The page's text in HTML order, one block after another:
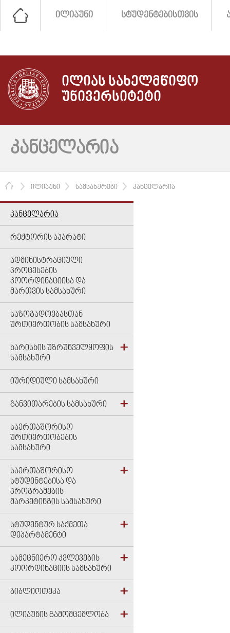
ᲘᲚᲘᲐᲣᲜᲘ ᲡᲢᲣᲓᲔᲜᲢᲔᲑᲘᲡᲗᲕᲘᲡ
ᲘᲚᲘᲐᲡ ᲡᲐᲮᲔᲚᲛᲬᲘᲤᲝ
ᲣᲜᲘᲕᲔᲠᲡᲘᲢᲔᲢᲘ
ᲙᲐᲜᲪᲔᲚᲐᲠᲘᲐ
ᲛᲗᲐᲕᲐᲠᲘ
ᲘᲚᲘᲐᲣᲜᲘ ᲡᲐᲛᲡᲐᲮᲣᲠᲔᲑᲘ ᲙᲐᲜᲪᲔᲚᲐᲠᲘᲐ
ᲙᲐᲜᲪᲔᲚᲐᲠᲘᲐ
ᲠᲔᲥᲢᲝᲠᲘᲡ ᲐᲞᲐᲠᲐᲢᲘ
ᲐᲓᲛᲘᲜᲘᲡᲢᲠᲐᲪᲘᲣᲚᲘ
ᲞᲠᲝᲪᲔᲡᲔᲑᲘᲡ
ᲙᲝᲝᲠᲓᲘᲜᲐᲪᲘᲘᲡᲐ ᲓᲐ
ᲛᲐᲠᲗᲕᲘᲡ ᲡᲐᲛᲡᲐᲮᲣᲠᲘ
ᲡᲐᲖᲝᲒᲐᲓᲝᲔᲑᲐᲡᲗᲐᲜ
ᲣᲠᲗᲘᲔᲠᲗᲝᲑᲘᲡ ᲡᲐᲛᲡᲐᲮᲣᲠᲘ
ᲮᲐᲠᲘᲡᲮᲘᲡ ᲣᲖᲠᲣᲜᲕᲔᲚᲧᲝᲤᲘᲡ
ᲡᲐᲛᲡᲐᲮᲣᲠᲘ
ᲘᲣᲠᲘᲓᲘᲣᲚᲘ ᲡᲐᲛᲡᲐᲮᲣᲠᲘ
ᲒᲐᲜᲕᲘᲗᲐᲠᲔᲑᲘᲡ ᲡᲐᲛᲡᲐᲮᲣᲠᲘ
ᲡᲐᲔᲠᲗᲐᲨᲝᲠᲘᲡᲝ
ᲣᲠᲗᲘᲔᲠᲗᲝᲑᲔᲑᲘᲡ
ᲡᲐᲛᲡᲐᲮᲣᲠᲘ
ᲡᲐᲔᲠᲗᲐᲨᲝᲠᲘᲡᲝ
ᲡᲢᲣᲓᲔᲜᲢᲔᲑᲘᲡᲐ ᲓᲐ
ᲞᲠᲝᲒᲠᲐᲛᲔᲑᲘᲡ
ᲛᲐᲠᲙᲔᲢᲘᲜᲒᲘᲡ ᲡᲐᲛᲡᲐᲮᲣᲠᲘ
ᲡᲢᲣᲓᲔᲜᲢᲣᲠ ᲡᲐᲥᲛᲔᲗᲐ
ᲓᲔᲞᲐᲠᲢᲐᲛᲔᲜᲢᲘ
ᲡᲐᲛᲔᲪᲜᲘᲔᲠᲝ ᲙᲕᲚᲔᲕᲔᲑᲘᲡ
ᲙᲝᲝᲠᲓᲘᲜᲐᲪᲘᲘᲡ ᲡᲐᲛᲡᲐᲮᲣᲠᲘ
ᲑᲘᲑᲚᲘᲝᲗᲔᲙᲐ
ᲘᲚᲘᲐᲣᲜᲘᲡ ᲒᲐᲛᲝᲛᲪᲔᲛᲚᲝᲑᲐ